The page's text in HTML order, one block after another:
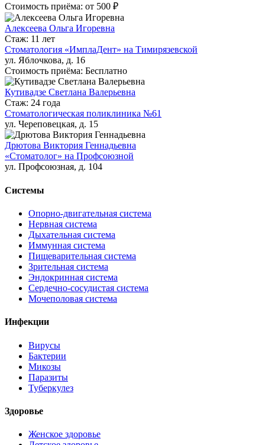
Стоимость приёма: от 500 ₽
Алексеева Ольга Игоревна
Стаж: 11 лет
Стоматология «ИмплаДент» на Тимирязевской
ул. Яблочкова, д. 16
Стоимость приёма: Бесплатно
Кутивадзе Светлана Валерьевна
Стаж: 24 года
Стоматологическая поликлиника №61
ул. Череповецкая, д. 15
Дрютова Виктория Геннадьевна
«Стоматолог» на Профсоюзной
ул. Профсоюзная, д. 104
Системы
Опорно-двигательная система
Нервная система
Дыхательная система
Иммунная система
Пищеварительная система
Зрительная система
Эндокринная система
Сердечно-сосудистая система
Мочеполовая система
Инфекции
Вирусы
Бактерии
Микозы
Паразиты
Туберкулез
Здоровье
Женское здоровье